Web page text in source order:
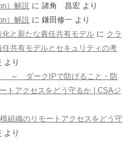
）解説 に 諸角 昌宏 より
）解説 に 鎌田修一 より
と新たな責任共有モデル に クラ
共有モデルとセキュリティの考
より
～ ダークIPで防げること・防
トアクセスをどう守るか | CSAジ
組織のリモートアクセスをどう守
より